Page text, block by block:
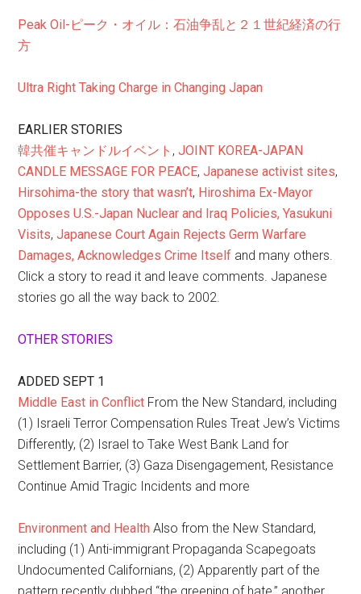
Peak Oil-ピーク・オイル：石油争乱と２１世紀経済の行
方
Ultra Right Taking Charge in Changing Japan
EARLIER STORIES
韓共催キャンドルイベント ,JOINT KOREA-JAPAN
CANDLE MESSAGE FOR PEACE,Japanese activist sites,
Hirsohima-the story that wasn’t, Hiroshima Ex-Mayor
Opposes U.S.-Japan Nuclear and Iraq Policies, Yasukuni
Visits,Japanese Court Again Rejects Germ Warfare
Damages, Acknowledges Crime Itself and many others.
Click a story to read it and leave comments. Japanese
stories go all the way back to 2002.
OTHER STORIES
ADDED SEPT 1
Middle East in Conflict From the New Standard, including
(1) Israeli Terror Compensation Rules Treat Jew’s Victims
Differently, (2) Israel to Take West Bank Land for
Settlement Barrier, (3) Gaza Disengagement, Resistance
Continue Amid Tragic Incidents and more
Environment and Health Also from the New Standard,
including (1) Anti-immigrant Propaganda Scapegoats
Undocumented Californians, (2) Apparently part of the